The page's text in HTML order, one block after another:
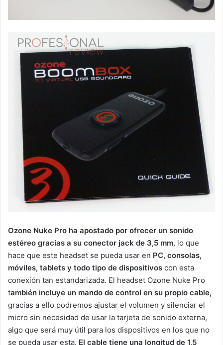
Ozone Nuke Pro ha apostado por ofrecer un sonido
estéreo gracias a su conector jack de 3,5 mm, lo que
hace que este headset se pueda usar en PC, consolas,
móviles, tablets y todo tipo de dispositivos con esta
conexión tan estandarizada. El headset Ozone Nuke Pro
también incluye un mando de control en su propio cable,
gracias a ello podremos ajustar el volumen y silenciar el
micro sin necesidad de usar la tarjeta de sonido externa,
algo que será muy útil para los dispositivos en los que no
se pueda usar esta. El cable tiene una longitud de 1,5